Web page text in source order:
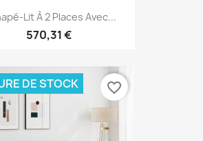
Lit À 2 Places Avec...
570,31 €
DE STOCK favorite_border